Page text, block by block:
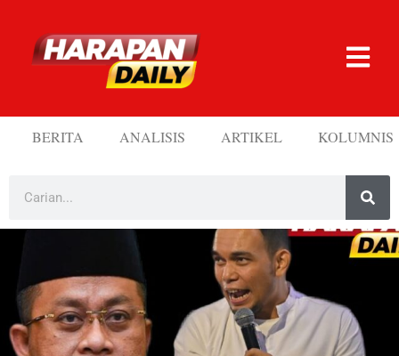
BERITA ANALISIS ARTIKEL KOLUMNIS